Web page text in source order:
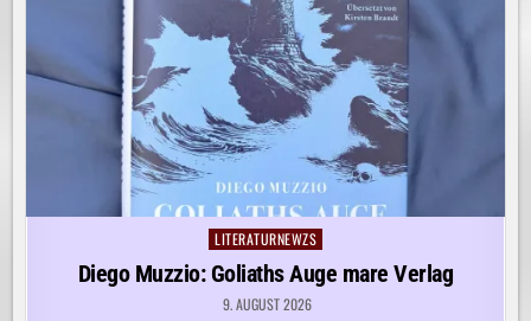
Posted
in
LITERATURNEWZS
Diego Muzzio: Goliaths Auge mare Verlag
9. AUGUST 2026